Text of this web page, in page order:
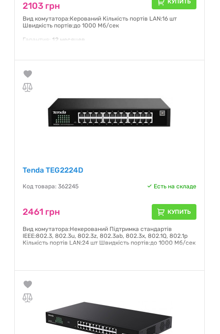
2103 грн
Вид комутатора:Керований Кількість портів LAN:16 шт
Швидкість портів:до 1000 Мб/сек
Гарантия: 12 месяцев
Tenda TEG2224D
Код товара: 362245 Есть на складе
2461 грн КУПИТЬ
Вид комутатора:Некерований Підтримка стандартів
IEEE:802.3, 802.3u, 802.3z, 802.3ab, 802.3x, 802.1Q, 802.1р
Кількість портів LAN:24 шт Швидкість портів:до 1000 Мб/сек